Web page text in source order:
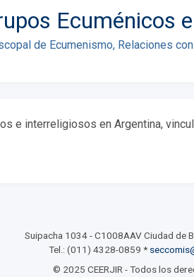
Ecuménicos
de Ecumenismo, Relaciones
e interreligiosos en Argentina,
Suipacha 1034 - C1008AAV Ciudad de
Tel.: (011) 4328-0859 *
© 2025 CEERJIR - Todos los